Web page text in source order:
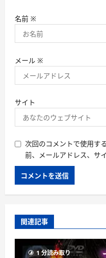
名前 ※
メール ※
サイト
次回のコメントで使用す
前、メールアドレス、サ
関連記事
1 分読み取り